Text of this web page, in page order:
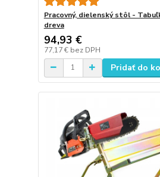
Pracovný, dielenský stôl -
dreva
94,93 €
77,17 € bez DPH
Pridať do